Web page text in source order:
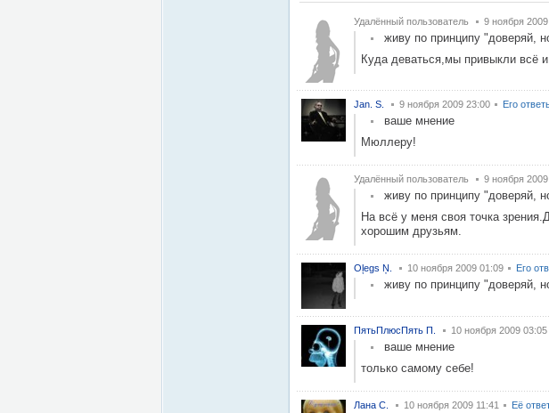
Удалённый пользователь 9 ноября
живу по принципу "доверяй,
Куда деваться,мы привыкли всё
Jan. S. 9 ноября 2009 23:00 Его
ваше мнение
Мюллеру!
Удалённый пользователь 9 ноября 2009
живу по принципу "доверяй,
На всё у меня своя точка
хорошим друзьям.
Oļegs Ņ. 10 ноября 2009 01:09 Его
живу по принципу "доверяй,
ПятьПлюсПять П. 10 ноября 2009 03:05
ваше мнение
только самому себе!
Лана С. 10 ноября 2009 11:41 Её